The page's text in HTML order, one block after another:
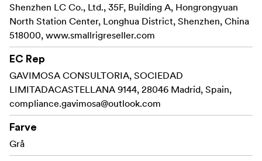
Shenzhen LC Co., Ltd., 35F, Building A, Hongrongyuan
North Station Center, Longhua District, Shenzhen, China
518000, www.smallrigreseller.com
EC Rep
GAVIMOSA CONSULTORIA, SOCIEDAD
LIMITADACASTELLANA 9144, 28046 Madrid, Spain,
compliance.gavimosa@outlook.com
Farve
Grå